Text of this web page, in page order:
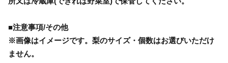
■注意事項/その他
※画像はイメージです。梨のサイズ・個数はお選びいただけ
ません。